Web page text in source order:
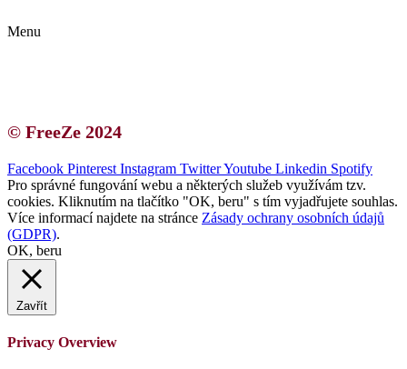
Menu
© FreeZe 2024
Facebook Pinterest Instagram TwitterYoutube Linkedin Spotify
Pro správné fungování webu a některých služeb využívám tzv.
cookies. Kliknutím na tlačítko "OK, beru" s tím vyjadřujete souhlas.
Více informací najdete na stránce Zásady ochrany osobních údajů
(GDPR).
OK, beru
Zavřít
Privacy Overview